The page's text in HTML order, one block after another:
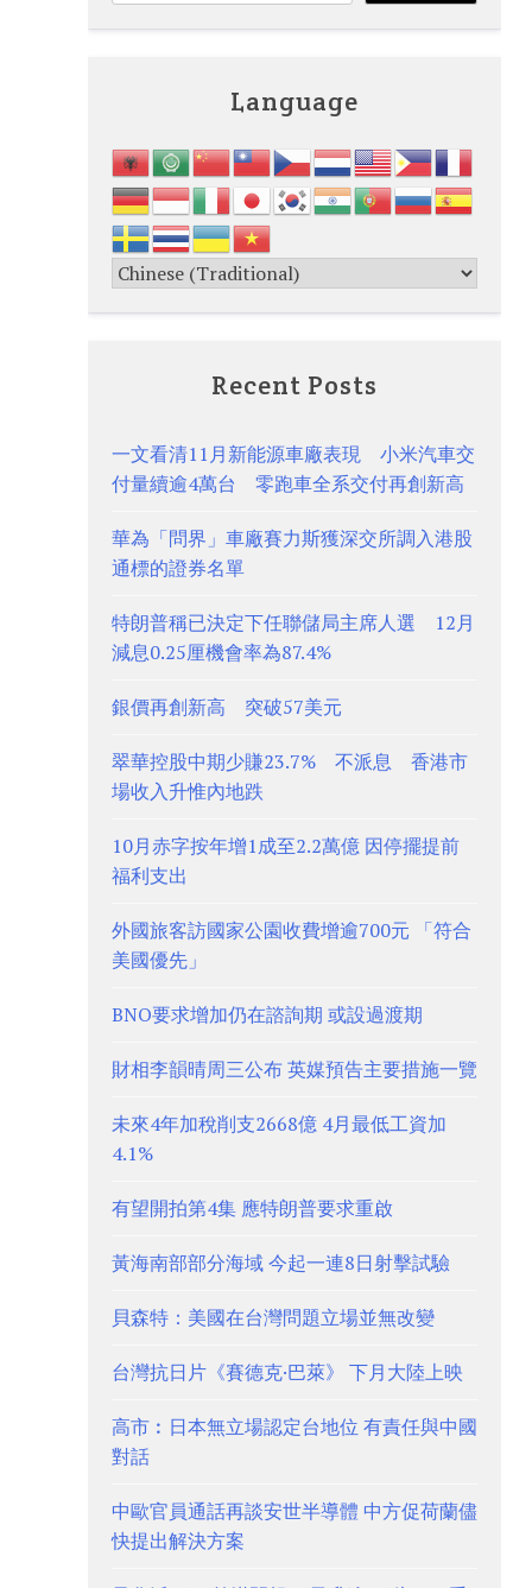
Language
Recent Posts
一文看清11月新能源車廠表現 小米汽車交
付量續逾4萬台 零跑車全系交付再創新高
華為「問界」車廠賽力斯獲深交所調入港股
通標的證券名單
特朗普稱已決定下任聯儲局主席人選 12月
減息0.25厘機會率為87.4%
銀價再創新高 突破57美元
翠華控股中期少賺23.7% 不派息 香港市
場收入升惟內地跌
10月赤字按年增1成至2.2萬億 因停擺提前
福利支出
外國旅客訪國家公園收費增逾700元 「符合
美國優先」
BNO要求增加仍在諮詢期 或設過渡期
財相李韻晴周三公布 英媒預告主要措施一覽
未來4年加稅削支2668億 4月最低工資加
4.1%
有望開拍第4集 應特朗普要求重啟
黃海南部部分海域 今起一連8日射擊試驗
貝森特：美國在台灣問題立場並無改變
台灣抗日片《賽德克·巴萊》 下月大陸上映
高市︰日本無立場認定台地位 有責任與中國
對話
中歐官員通話再談安世半導體 中方促荷蘭儘
快提出解決方案